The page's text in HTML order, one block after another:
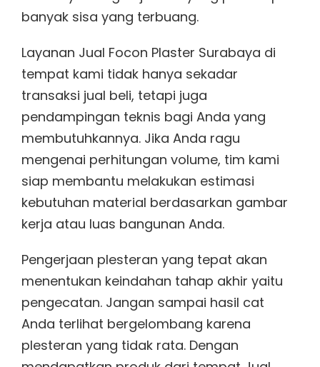
banyak sisa yang terbuang.
Layanan Jual Focon Plaster Surabaya di
tempat kami tidak hanya sekadar
transaksi jual beli, tetapi juga
pendampingan teknis bagi Anda yang
membutuhkannya. Jika Anda ragu
mengenai perhitungan volume, tim kami
siap membantu melakukan estimasi
kebutuhan material berdasarkan gambar
kerja atau luas bangunan Anda.
Pengerjaan plesteran yang tepat akan
menentukan keindahan tahap akhir yaitu
pengecatan. Jangan sampai hasil cat
Anda terlihat bergelombang karena
plesteran yang tidak rata. Dengan